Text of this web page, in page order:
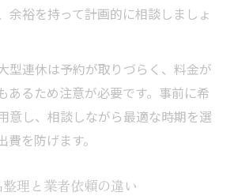
余裕を持って計画的に相談しましょ
型連休は予約が取りづらく、料金が
あるため注意が必要です。事前に希
意し、相談しながら最適な時期を選
を防げます。
理と業者依頼の違い